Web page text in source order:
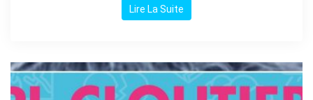
Lire La Suite